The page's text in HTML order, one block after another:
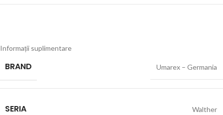
Informații suplimentare
BRAND Umarex – Germania
SERIA Walther